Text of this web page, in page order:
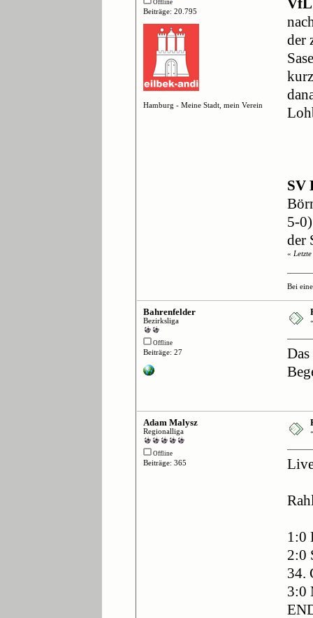
Offline
Beiträge: 20.795
Hamburg - Meine Stadt, mein Verein
VfL
der
SV
5-
der
«
Bei
Bahrenfelder
Bezirksliga
Offline
Beiträge: 27
Adam Malysz
Regionalliga
Offline
Beiträge: 365
1:0
2:0
34.
3:0